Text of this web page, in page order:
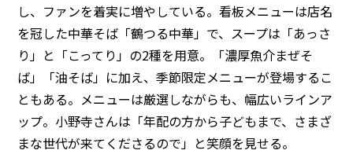
し、ファンを着実に増やしている。看板メニューは店名
を冠した中華そば「鶴つる中華」で、スープは「あっさ
り」と「こってり」の2種を用意。「濃厚魚介まぜそ
ば」「油そば」に加え、季節限定メニューが登場するこ
ともある。メニューは厳選しながらも、幅広いラインア
ップ。小野寺さんは「年配の方から子どもまで、さまざ
まな世代が来てくださるので」と笑顔を見せる。